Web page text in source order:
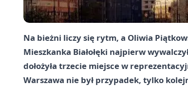
Na bieżni liczy się rytm, a Oliwia
Mieszkanka Białołęki najpierw
dołożyła trzecie miejsce w
Warszawa nie był przypadek, tylko